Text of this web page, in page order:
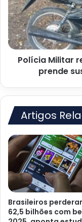
furtada
e
prende
suspeito
em
CruzPolícia Militar
prende
Artigos
Brasileiros
62,5 bilhões com